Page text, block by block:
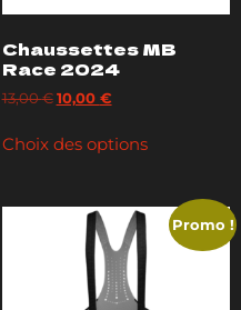
Chaussettes MB
Race 2024
13,00€ 10,00 €
Choix des options
Promo !